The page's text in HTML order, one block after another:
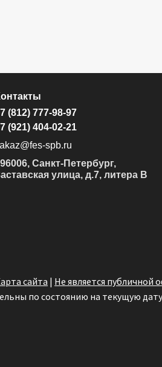
(812) 777-98-97
(921) 404-02-21
spb.ru
Санкт-Петербург,
улица, д.7, литера В
сайта | Не является публичной
по состоянию на текущую